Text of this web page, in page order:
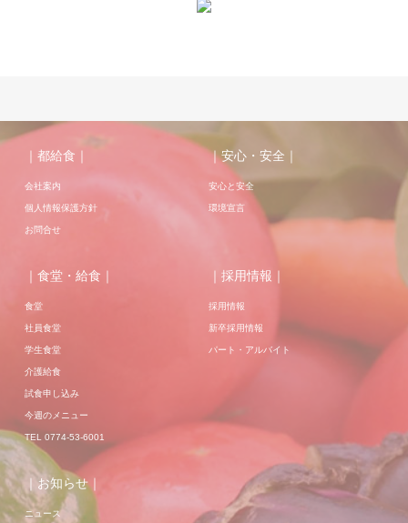
｜都給食｜
会社案内
個人情報保護方針
お問合せ
｜安心・安全｜
安心と安全
環境宣言
｜食堂・給食｜
食堂
社員食堂
学生食堂
介護給食
試食申し込み
今週のメニュー
TEL 0774-53-6001
｜採用情報｜
採用情報
新卒採用情報
パート・アルバイト
｜お知らせ｜
ニュース